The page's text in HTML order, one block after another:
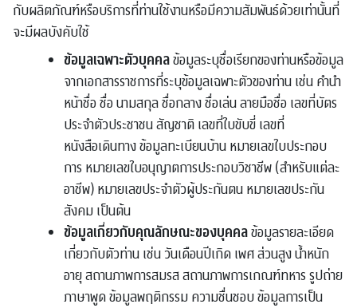
กับผลิตภัณฑ์หรือบริการที่ท่านใช้งานหรือมีความสัมพันธ์ด้วยเท่านั้นที่
จะมีผลบังคับใช้
ข้อมูลเฉพาะตัวบุคคลข้อมูลระบุชื่อเรียกของท่านหรือข้อมูล
จากเอกสารราชการที่ระบุข้อมูลเฉพาะตัวของท่าน เช่น คำนำ
หน้าชื่อ ชื่อ นามสกุล ชื่อกลาง ชื่อเล่น ลายมือชื่อ เลขที่บัตร
ประจำตัวประชาชน สัญชาติ เลขที่ใบขับขี่ เลขที่
หนังสือเดินทาง ข้อมูลทะเบียนบ้าน หมายเลขใบประกอบ
การ หมายเลขใบอนุญาตการประกอบวิชาชีพ (สำหรับแต่ละ
อาชีพ) หมายเลขประจำตัวผู้ประกันตน หมายเลขประกัน
สังคม เป็นต้น
ข้อมูลเกี่ยวกับคุณลักษณะของบุคคลข้อมูลรายละเอียด
เกี่ยวกับตัวท่าน เช่น วันเดือนปีเกิด เพศ ส่วนสูง น้ำหนัก
อายุ สถานภาพการสมรส สถานภาพการเกณฑ์ทหาร รูปถ่าย
ภาษาพูด ข้อมูลพฤติกรรม ความชื่นชอบ ข้อมูลการเป็น